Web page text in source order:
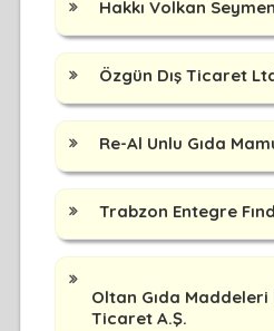
Hakkı Volkan Seymen
Özgün Dış Ticaret
Re-Al Unlu Gıda
Trabzon Entegre
Oltan Gıda
Ticaret A.Ş.